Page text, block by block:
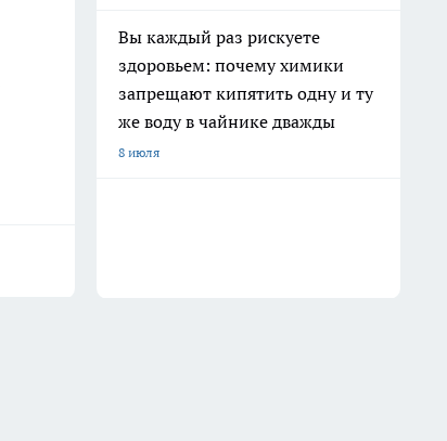
Вы каждый раз рискуете
здоровьем: почему химики
запрещают кипятить одну и ту
же воду в чайнике дважды
8 июля